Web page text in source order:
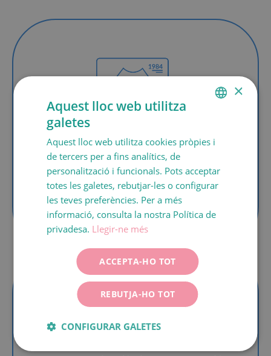
El 1984, va néixer a Espanya el primer nadó
per fecundacióin vitroen el nostre centre i
el 1988 es va dur a terme el primer
tractament de donació d’òvuls a Espanya,
que va culminar amb el naixement de
bessons
CATALÀ
FRANÇAIS
×
Aquest lloc web utilitza
galetes
Aquest lloc web utilitza cookies pròpies i
de tercers per a fins analítics, de
personalització i funcionals. Pots acceptar
totes les galetes, rebutjar-les o configurar
les teves preferències. Per a més
informació, consulta la nostra Política de
privadesa. Llegir-ne més
ACCEPTA-HO TOT
REBUTJA-HO TOT
CONFIGURAR GALETES